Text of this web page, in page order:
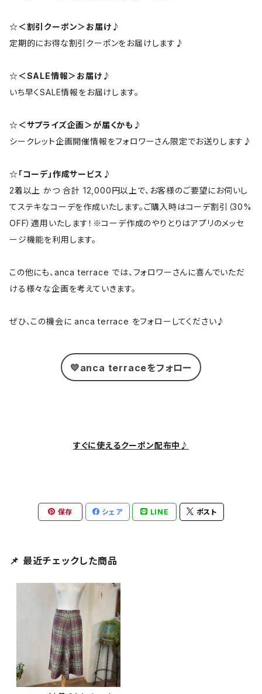
☆＜割引クーポン＞お届け♪
定期的にお得な割引クーポンをお届けします♪
☆＜SALE情報＞お届け♪
いち早くSALE情報をお届けします。
☆＜サプライズ企画＞が届くかも♪
シークレット企画開催情報をフォロワーさん限定でお送りします♪
☆「コーデ」作成サービス♪
2着以上 かつ 合計 12,000円以上で、お客様のご要望にお伺いし
てステキなコーデを作成いたします。ご購入時はコーデ割引（30%
OFF）適用いたします！※コーデ作成のやりとりはアプリのメッセ
ージ機能を利用します。
この他にも、anca terrace では、フォロワーさんに喜んでいただ
ける様々な企画を考えていきます。
ぜひ、この機会に anca terrace をフォローしてください♪
💛anca terraceをフォロー
すぐに使えるクーポン配布中♪
保存 シェア LINE ポスト
📌 最近チェックした商品